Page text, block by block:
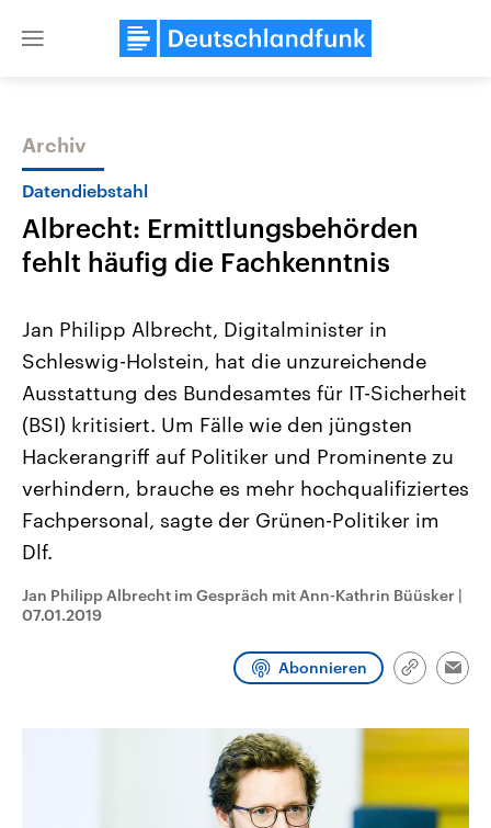
Close
Themen
Landtagswahl Sachsen-Anhalt
2026
Alle Informationen
Sachsen-Anhalt wählt am 6.
September 2026 einen neuen
Landtag. Seit 2021 wird das
Bundesland von einer Koalition aus
Umfragen, Prognosen,
Wahlprogramme, aktuelle Berichte
und Hintergründe zu den Parteien
Wahl.
USA
Aktuelle Beiträge,
Hintergründe
Wirtschaftlich und
gehören die Vereinigten
den mächtigsten Ländern
mit großem Einfluss auf
aktuelle Weltgeschehen.
Sendungen
Audio-Archiv
Archiv
Datendiebstahl
Albrecht: Ermittlungsbehörden
fehlt häufig die Fachkenntnis
Jan Philipp Albrecht, Digitalminister in
Schleswig-Holstein, hat die unzureichende
Ausstattung des Bundesamtes für IT-Sicherheit
(BSI) kritisiert. Um Fälle wie den jüngsten
Hackerangriff auf Politiker und Prominente zu
verhindern, brauche es mehr hochqualifiziertes
Fachpersonal, sagte der Grünen-Politiker im
Dlf.
Jan Philipp Albrecht im Gespräch mit Ann-Kathrin Büüsker |
07.01.2019
Abonnieren
Link